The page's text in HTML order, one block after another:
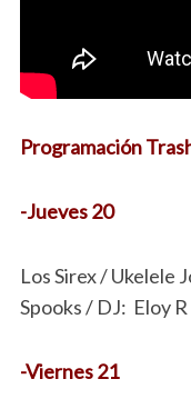
Programación
-Jueves 20
Los Sirex / Ukelele
Spooks / DJ: Eloy R
-Viernes 21